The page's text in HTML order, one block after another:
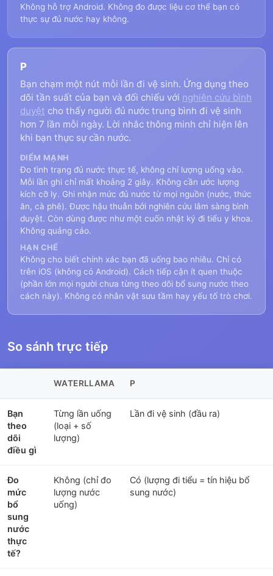
Không hỗ trợ Android. Không đo được liệu cơ thể bạn có
thực sự đủ nước hay không.
P
Bạn chạm một nút mỗi lần đi vệ sinh. Ứng dụng theo
dõi tần suất của bạn và đối chiếu với nghiên cứu bình
duyệt cho thấy người đủ nước trung bình đi vệ sinh
hơn 7 lần mỗi ngày. Lời nhắc thông minh chỉ hiện lên
khi bạn thực sự cần nước.
ĐIỂM MẠNH
Đo tình trạng đủ nước thực tế, không chỉ lượng uống vào.
Mỗi lần ghi chỉ mất khoảng 2 giây. Không cần ước lượng
kích cỡ ly. Ghi nhận mức đủ nước từ mọi nguồn (nước, thức
ăn, cà phê). Được hậu thuẫn bởi nghiên cứu lâm sàng bình
duyệt. Còn dùng được như một cuốn nhật ký đi tiểu y khoa.
Không quảng cáo.
HẠN CHẾ
Không cho biết chính xác bạn đã uống bao nhiêu. Chỉ có
trên iOS (không có Android). Cách tiếp cận ít quen thuộc
(phần lớn mọi người chưa từng theo dõi bổ sung nước theo
cách này). Không có nhân vật sưu tầm hay yếu tố trò chơi.
So sánh trực tiếp
WATERLLAMA P
Bạn
theo
dõi
điều gì
Từng lần uống
(loại + số
lượng)
Lần đi vệ sinh (đầu ra)
Đo
mức
bổ
sung
nước
thực
tế?
Không (chỉ đo
lượng nước
uống)
Có (lượng đi tiểu = tín hiệu bổ
sung nước)